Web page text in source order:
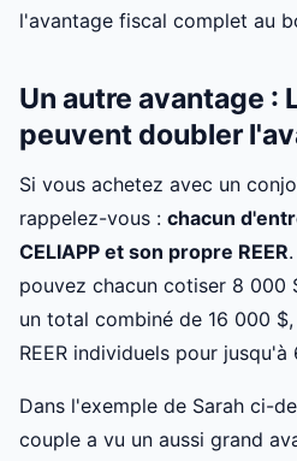
l'avantage fiscal complet au
Un autre avantage :
peuvent doubler
Si vous achetez avec un
rappelez-vous : chacun
CELIAPP et son propre REER
pouvez chacun cotiser 8 000
un total combiné de 16 000
REER individuels pour
Dans l'exemple de Sarah ci-
couple a vu un aussi grand